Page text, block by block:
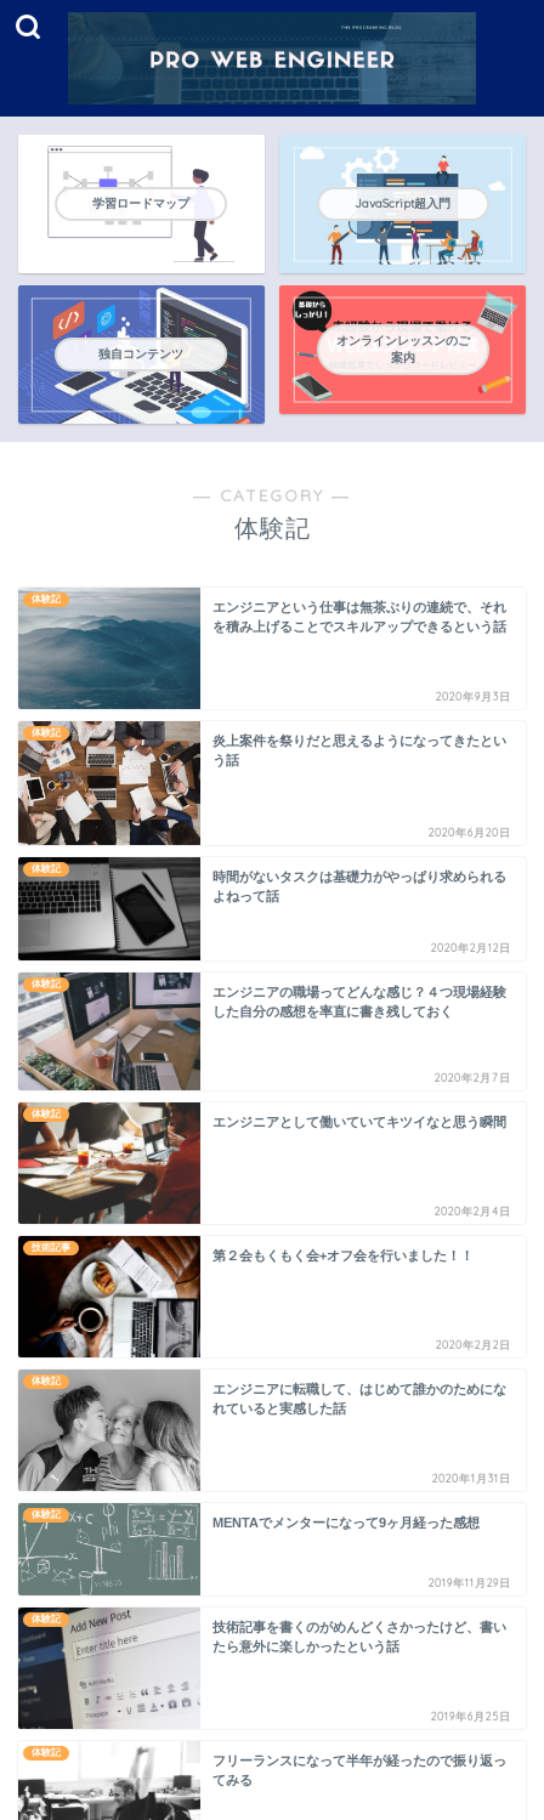
学習ロードマップ JavaScript超入門
独自コンテンツ
オンラインレッスンのご
案内
― CATEGORY ―
体験記
体験記
エンジニアという仕事は無茶ぶりの連続で、それ
を積み上げることでスキルアップできるという話
2020年9月3日
体験記
炎上案件を祭りだと思えるようになってきたとい
う話
2020年6月20日
体験記
時間がないタスクは基礎力がやっぱり求められる
よねって話
2020年2月12日
体験記
エンジニアの職場ってどんな感じ？４つ現場経験
した自分の感想を率直に書き残しておく
2020年2月7日
体験記
エンジニアとして働いていてキツイなと思う瞬間
2020年2月4日
技術記事
第２会もくもく会+オフ会を行いました！！
2020年2月2日
体験記
エンジニアに転職して、はじめて誰かのためにな
れていると実感した話
2020年1月31日
体験記
MENTAでメンターになって9ヶ月経った感想
2019年11月29日
体験記
技術記事を書くのがめんどくさかったけど、書い
たら意外に楽しかったという話
2019年6月25日
体験記
フリーランスになって半年が経ったので振り返っ
てみる